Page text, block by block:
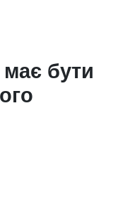
бути